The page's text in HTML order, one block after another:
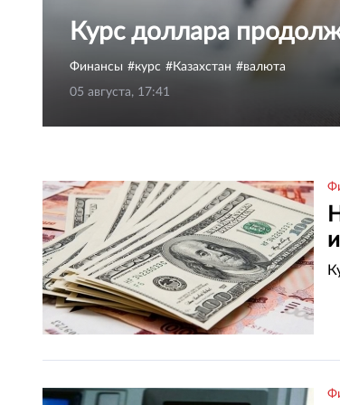
Курс доллара
Финансы курс Казахстан
валюта
05 августа, 17:41